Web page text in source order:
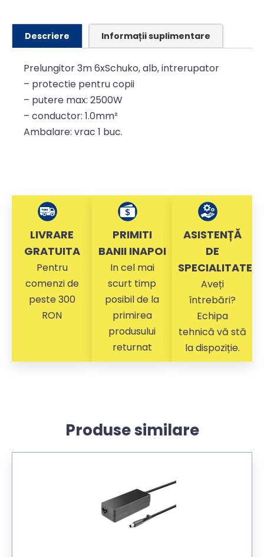
Descriere Informații suplimentare
Prelungitor 3m 6xSchuko, alb, intrerupator
– protectie pentru copii
– putere max: 2500W
– conductor: 1.0mm²
Ambalare: vrac 1 buc.
LIVRARE
GRATUITA
Pentru
comenzi de
peste 300
RON
PRIMITI
BANII INAPOI
In cel mai
scurt timp
posibil de la
primirea
produsului
returnat
ASISTENȚĂ
DE
SPECIALITATE
Aveți
întrebări?
Echipa
tehnică vă stă
la dispoziție.
Produse similare